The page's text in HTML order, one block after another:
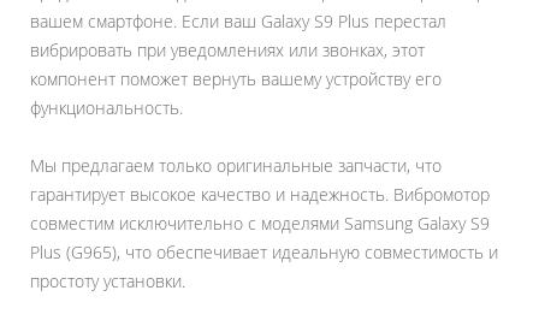
вашем смартфоне. Если ваш Galaxy S9 Plus перестал
вибрировать при уведомлениях или звонках, этот
компонент поможет вернуть вашему устройству его
функциональность.
Мы предлагаем только оригинальные запчасти, что
гарантирует высокое качество и надежность. Вибромотор
совместим исключительно с моделями Samsung Galaxy S9
Plus (G965), что обеспечивает идеальную совместимость и
простоту установки.